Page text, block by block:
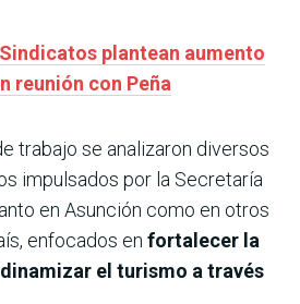
plantean aumento
reunión con Peña
trabajo se analizaron diversos
impulsados por la Secretaría
en Asunción como en otros
enfocados en fortalecer la
el turismo a través